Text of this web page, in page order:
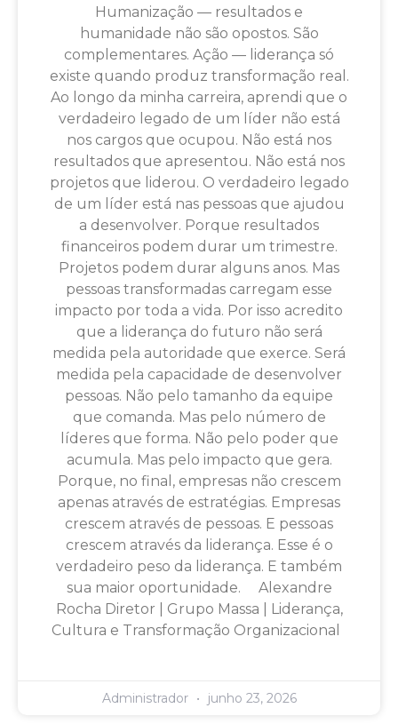
Humanização — resultados e
humanidade não são opostos. São
complementares. Ação — liderança só
existe quando produz transformação real.
Ao longo da minha carreira, aprendi que o
verdadeiro legado de um líder não está
nos cargos que ocupou. Não está nos
resultados que apresentou. Não está nos
projetos que liderou. O verdadeiro legado
de um líder está nas pessoas que ajudou
a desenvolver. Porque resultados
financeiros podem durar um trimestre.
Projetos podem durar alguns anos. Mas
pessoas transformadas carregam esse
impacto por toda a vida. Por isso acredito
que a liderança do futuro não será
medida pela autoridade que exerce. Será
medida pela capacidade de desenvolver
pessoas. Não pelo tamanho da equipe
que comanda. Mas pelo número de
líderes que forma. Não pelo poder que
acumula. Mas pelo impacto que gera.
Porque, no final, empresas não crescem
apenas através de estratégias. Empresas
crescem através de pessoas. E pessoas
crescem através da liderança. Esse é o
verdadeiro peso da liderança. E também
sua maior oportunidade. Alexandre
Rocha Diretor | Grupo Massa | Liderança,
Cultura e Transformação Organizacional
Administrador junho 23, 2026